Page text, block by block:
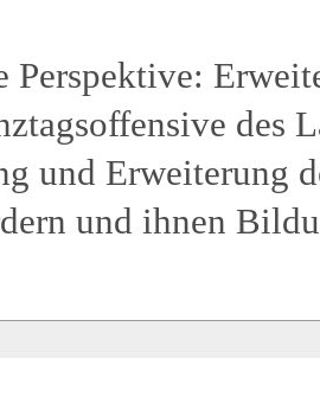
Perspektive:
des
und Erweiterung
und ihnen